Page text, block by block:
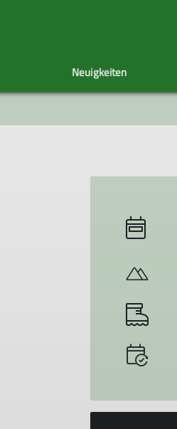
Veranstaltungen
Unser Vorstand
Tourenachiv
Neuigkeiten